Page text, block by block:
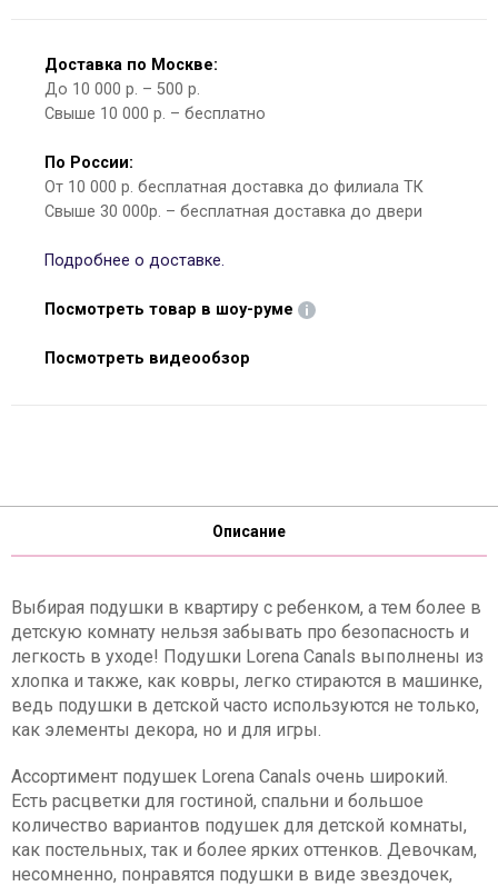
Доставка по Москве:
До 10 000 р. – 500 р.
Свыше 10 000 р. – бесплатно
По России:
От 10 000 р. бесплатная доставка до филиала ТК
Свыше 30 000р. – бесплатная доставка до двери
Подробнее о доставке.
Посмотреть товар в шоу-руме
Посмотреть видеообзор
Описание
Выбирая подушки в квартиру с ребенком, а тем более в
детскую комнату нельзя забывать про безопасность и
легкость в уходе! Подушки Lorena Canals выполнены из
хлопка и также, как ковры, легко стираются в машинке,
ведь подушки в детской часто используются не только,
как элементы декора, но и для игры.
Ассортимент подушек Lorena Canals очень широкий.
Есть расцветки для гостиной, спальни и большое
количество вариантов подушек для детской комнаты,
как постельных, так и более ярких оттенков. Девочкам,
несомненно, понравятся подушки в виде звездочек,